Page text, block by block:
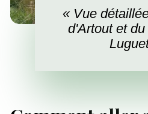
« Vue
d'Artout et